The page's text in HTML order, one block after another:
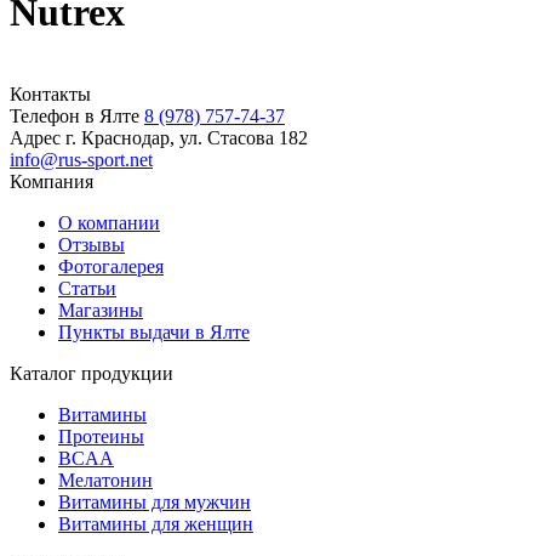
Nutrex
Контакты
Телефон в Ялте 8 (978) 757-74-37
Адрес г. Краснодар, ул. Стасова 182
info@rus-sport.net
Компания
О компании
Отзывы
Фотогалерея
Статьи
Магазины
Пункты выдачи в Ялте
Каталог продукции
Витамины
Протеины
BCAA
Мелатонин
Витамины для мужчин
Витамины для женщин